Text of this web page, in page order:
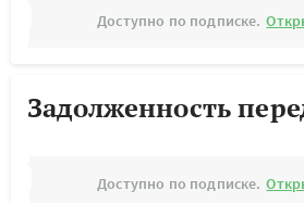
Доступно по подписке.
Задолженность
Доступно по подписке.